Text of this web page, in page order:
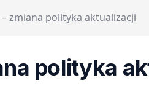
zmiana polityka aktualizacji
polityka